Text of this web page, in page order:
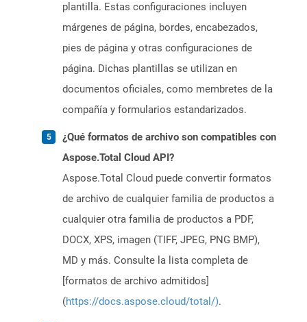
plantilla. Estas configuraciones incluyen
márgenes de página, bordes, encabezados,
pies de página y otras configuraciones de
página. Dichas plantillas se utilizan en
documentos oficiales, como membretes de la
compañía y formularios estandarizados.
¿Qué formatos de archivo son compatibles con
Aspose.Total Cloud API?
Aspose.Total Cloud puede convertir formatos
de archivo de cualquier familia de productos a
cualquier otra familia de productos a PDF,
DOCX, XPS, imagen (TIFF, JPEG, PNG BMP),
MD y más. Consulte la lista completa de
[formatos de archivo admitidos]
(https://docs.aspose.cloud/total/).